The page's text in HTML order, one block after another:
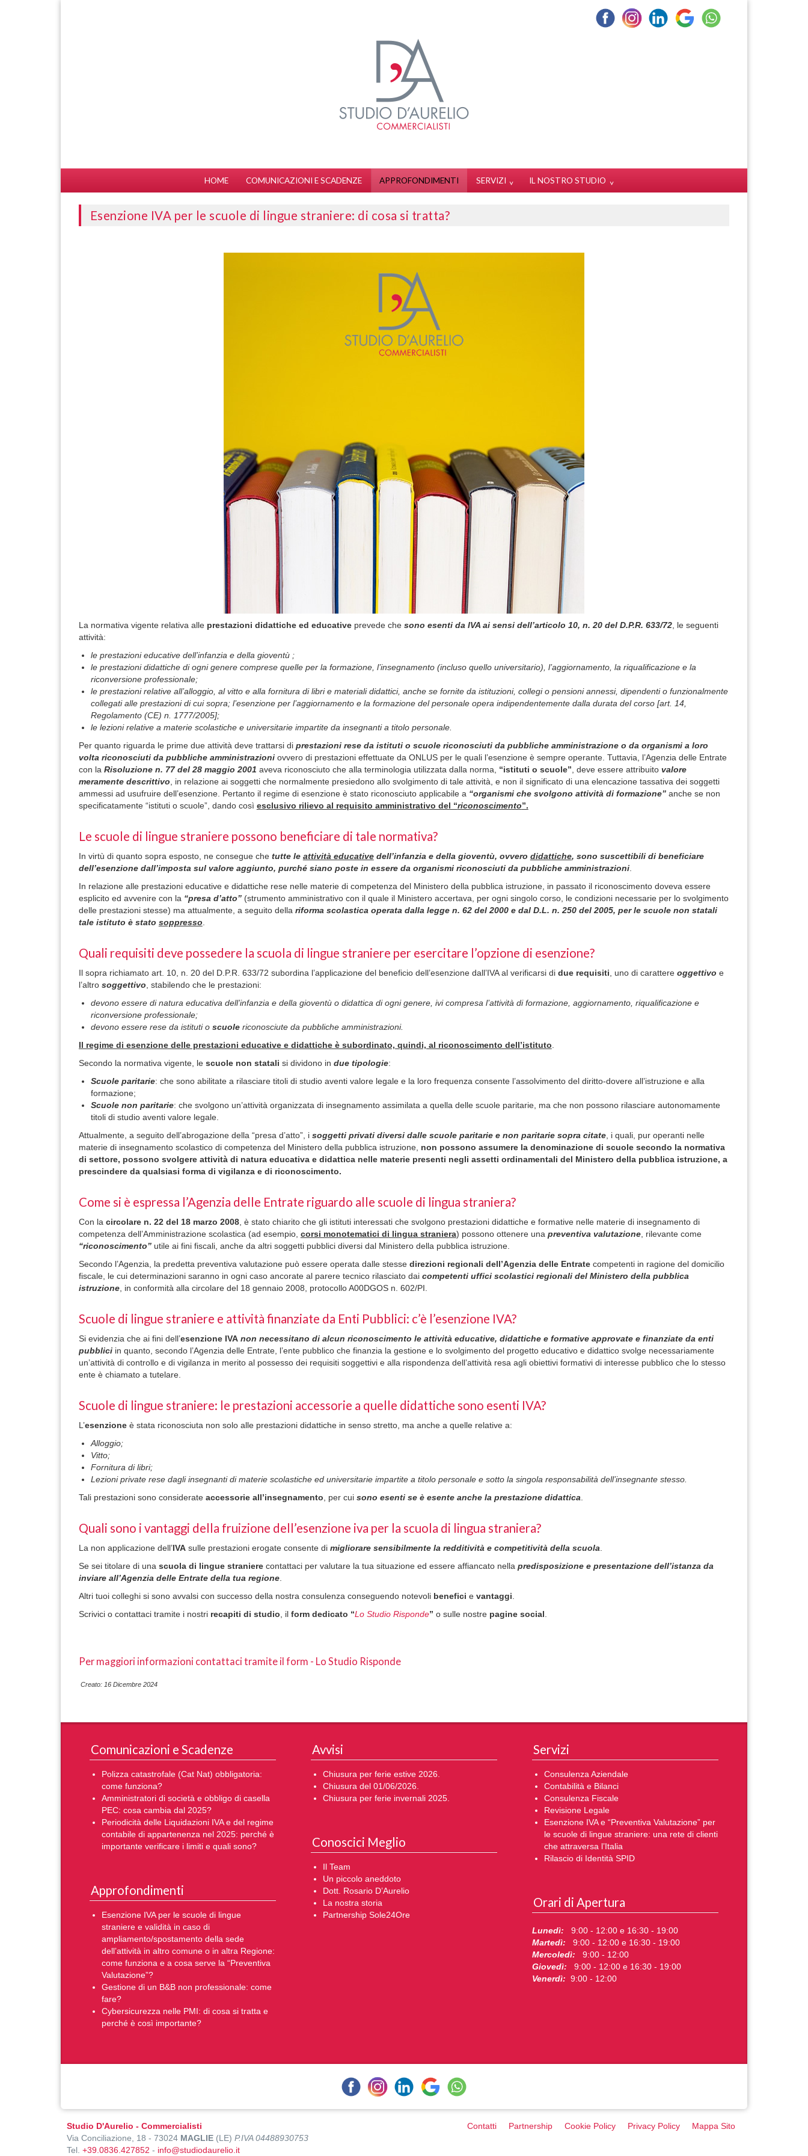
HOME COMUNICAZIONI E SCADENZE APPROFONDIMENTI SERVIZI IL NOSTRO STUDIO
Esenzione IVA per le scuole di lingue straniere: di cosa si tratta?
La normativa vigente relativa alleprestazioni didattiche ed educativeprevede che sono esenti da IVA ai sensi dell’articolo 10, n. 20 del D.P.R. 633/72, le seguenti
attività:
le prestazioni educative dell’infanzia e della gioventù ;
le prestazioni didattiche di ogni genere comprese quelle per la formazione, l’insegnamento (incluso quello universitario), l’aggiornamento, la riqualificazione e la
riconversione professionale;
le prestazioni relative all’alloggio, al vitto e alla fornitura di libri e materiali didattici, anche se fornite da istituzioni, collegi o pensioni annessi, dipendenti o funzionalmente
collegati alle prestazioni di cui sopra; l’esenzione per l’aggiornamento e la formazione del personale opera indipendentemente dalla durata del corso [art. 14,
Regolamento (CE) n. 1777/2005];
le lezioni relative a materie scolastiche e universitarie impartite da insegnanti a titolo personale.
Per quanto riguarda le prime due attività deve trattarsi di prestazioni rese da istituti o scuole riconosciuti da pubbliche amministrazione o da organismi a loro
volta riconosciuti da pubbliche amministrazioniovvero di prestazioni effettuate da ONLUS per le quali l’esenzione è sempre operante. Tuttavia, l’Agenzia delle Entrate
con la Risoluzione n. 77 del 28 maggio 2001 aveva riconosciuto che alla terminologia utilizzata dalla norma, “istituti o scuole”, deve essere attribuito valore
meramente descrittivo, in relazione ai soggetti che normalmente presiedono allo svolgimento di tale attività, e non il significato di una elencazione tassativa dei soggetti
ammessi ad usufruire dell’esenzione. Pertanto il regime di esenzione è stato riconosciuto applicabile a “organismi che svolgono attività di formazione”anche se non
specificatamente “istituti o scuole”, dando così esclusivo rilievo al requisito amministrativo del “riconoscimento”.
Le scuole di lingue straniere possono beneficiare di tale normativa?
In virtù di quanto sopra esposto, ne consegue che tutte le attività educativedell’infanzia e della gioventù, ovvero didattiche, sono suscettibili di beneficiare
dell’esenzione dall’imposta sul valore aggiunto, purché siano poste in essere da organismi riconosciuti da pubbliche amministrazioni.
In relazione alle prestazioni educative e didattiche rese nelle materie di competenza del Ministero della pubblica istruzione, in passato il riconoscimento doveva essere
esplicito ed avvenire con la “presa d’atto”(strumento amministrativo con il quale il Ministero accertava, per ogni singolo corso, le condizioni necessarie per lo svolgimento
delle prestazioni stesse) ma attualmente, a seguito della riforma scolastica operata dalla legge n. 62 del 2000 e dal D.L. n. 250 del 2005, per le scuole non statali
tale istituto è stato soppresso.
Quali requisiti deve possedere la scuola di lingue straniere per esercitare l’opzione di esenzione?
Il sopra richiamato art. 10, n. 20 del D.P.R. 633/72 subordina l’applicazione del beneficio dell’esenzione dall’IVA al verificarsi di due requisiti, uno di carattere oggettivo e
l’altro soggettivo, stabilendo che le prestazioni:
devono essere di natura educativa dell’infanzia e della gioventù o didattica di ogni genere, ivi compresa l’attività di formazione, aggiornamento, riqualificazione e
riconversione professionale;
devono essere rese da istituti o scuolericonosciute da pubbliche amministrazioni.
Il regime di esenzione delle prestazioni educative e didattiche è subordinato, quindi, al riconoscimento dell’istituto.
Secondo la normativa vigente, le scuolenon statali si dividono in due tipologie:
Scuole paritarie: che sono abilitate a rilasciare titoli di studio aventi valore legale e la loro frequenza consente l’assolvimento del diritto-dovere all’istruzione e alla
formazione;
Scuolenon paritarie: che svolgono un’attività organizzata di insegnamento assimilata a quella delle scuole paritarie, ma che non possono rilasciare autonomamente
titoli di studio aventi valore legale.
Attualmente, a seguito dell’abrogazione della “presa d’atto”, i soggetti privati diversi dalle scuole paritarie e non paritarie sopra citate, i quali, pur operanti nelle
materie di insegnamento scolastico di competenza del Ministero della pubblica istruzione, non possono assumere la denominazione di scuole secondo la normativa
di settore, possono svolgere attività di natura educativa e didattica nelle materie presenti negli assetti ordinamentali del Ministero della pubblica istruzione, a
prescindere da qualsiasi forma di vigilanza e di riconoscimento.
Come si è espressa l’Agenzia delle Entrate riguardo alle scuole di lingua straniera?
Con la circolare n. 22 del 18 marzo 2008, è stato chiarito che gli istituti interessati che svolgono prestazioni didattiche e formative nelle materie di insegnamento di
competenza dell’Amministrazione scolastica (ad esempio, corsi monotematici di lingua straniera) possono ottenere una preventiva valutazione, rilevante come
“riconoscimento”utile ai fini fiscali, anche da altri soggetti pubblici diversi dal Ministero della pubblica istruzione.
Secondo l’Agenzia, la predetta preventiva valutazione può essere operata dalle stesse direzioni regionali dell’Agenzia delle Entratecompetenti in ragione del domicilio
fiscale, le cui determinazioni saranno in ogni caso ancorate al parere tecnico rilasciato dai competenti uffici scolastici regionali del Ministero della pubblica
istruzione, in conformità alla circolare del 18 gennaio 2008, protocollo A00DGOS n. 602/PI.
Scuole di lingue straniere e attività finanziate da Enti Pubblici: c’è l’esenzione IVA?
Si evidenzia che ai fini dell’esenzione IVAnon necessitano di alcun riconoscimento le attività educative, didattiche e formative approvate e finanziate da enti
pubbliciin quanto, secondo l’Agenzia delle Entrate, l’ente pubblico che finanzia la gestione e lo svolgimento del progetto educativo e didattico svolge necessariamente
un’attività di controllo e di vigilanza in merito al possesso dei requisiti soggettivi e alla rispondenza dell’attività resa agli obiettivi formativi di interesse pubblico che lo stesso
ente è chiamato a tutelare.
Scuole di lingue straniere: le prestazioni accessorie a quelle didattiche sono esenti IVA?
L’esenzioneè stata riconosciuta non solo alle prestazioni didattiche in senso stretto, ma anche a quelle relative a:
Alloggio;
Vitto;
Fornitura di libri;
Lezioni private rese dagli insegnanti di materie scolastiche ed universitarie impartite a titolo personale e sotto la singola responsabilità dell’insegnante stesso.
Tali prestazioni sono considerate accessorie all’insegnamento, per cui sono esenti se è esente anche la prestazione didattica.
Quali sono i vantaggi della fruizione dell’esenzione iva per la scuola di lingua straniera?
La non applicazione dell’IVAsulle prestazioni erogate consente di migliorare sensibilmente la redditività e competitività della scuola.
Se sei titolare di una scuola di lingue stranierecontattaci per valutare la tua situazione ed essere affiancato nella predisposizione e presentazione dell’istanza da
inviare all’Agenzia delle Entrate della tua regione.
Altri tuoi colleghi si sono avvalsi con successo della nostra consulenza conseguendo notevoli benefici e vantaggi.
Scrivici o contattaci tramite i nostri recapiti di studio, il form dedicato “Lo Studio Risponde” o sulle nostre pagine social .
Per maggiori informazioni contattaci tramite il form - Lo Studio Risponde
Creato: 16 Dicembre 2024
Comunicazioni e Scadenze
Polizza catastrofale (Cat Nat) obbligatoria:
come funziona?
Amministratori di società e obbligo di casella
PEC: cosa cambia dal 2025?
Periodicità delle Liquidazioni IVA e del regime
contabile di appartenenza nel 2025: perché è
importante verificare i limiti e quali sono?
Approfondimenti
Esenzione IVA per le scuole di lingue
straniere e validità in caso di
ampliamento/spostamento della sede
dell’attività in altro comune o in altra Regione:
come funziona e a cosa serve la “Preventiva
Valutazione”?
Gestione di un B&B non professionale: come
fare?
Cybersicurezza nelle PMI: di cosa si tratta e
perché è così importante?
Avvisi
Chiusura per ferie estive 2026.
Chiusura del 01/06/2026.
Chiusura per ferie invernali 2025.
Conoscici Meglio
Il Team
Un piccolo aneddoto
Dott. Rosario D’Aurelio
La nostra storia
Partnership Sole24Ore
Servizi
Consulenza Aziendale
Contabilità e Bilanci
Consulenza Fiscale
Revisione Legale
Esenzione IVA e “Preventiva Valutazione” per
le scuole di lingue straniere: una rete di clienti
che attraversa l’Italia
Rilascio di Identità SPID
Orari di Apertura
Lunedì: 9:00 - 12:00 e 16:30 - 19:00
Martedì: 9:00 - 12:00 e 16:30 - 19:00
Mercoledì: 9:00 - 12:00
Giovedì: 9:00 - 12:00 e 16:30 - 19:00
Venerdì: 9:00 - 12:00
Contatti Partnership Cookie Policy Privacy Policy Mappa Sito
Studio D'Aurelio - Commercialisti
Via Conciliazione, 18 - 73024 MAGLIE(LE) P.IVA 04488930753
Tel. +39.0836.427852 - info@studiodaurelio.it